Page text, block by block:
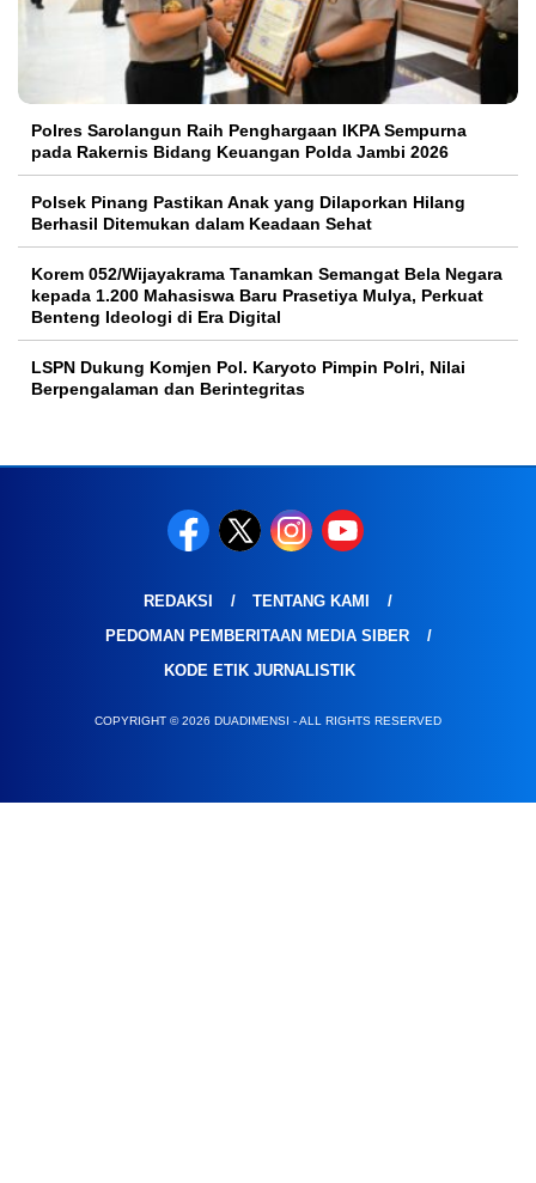
Polres Sarolangun Raih Penghargaan IKPA Sempurna
pada Rakernis Bidang Keuangan Polda Jambi 2026
Polsek Pinang Pastikan Anak yang Dilaporkan Hilang
Berhasil Ditemukan dalam Keadaan Sehat
Korem 052/Wijayakrama Tanamkan Semangat Bela Negara
kepada 1.200 Mahasiswa Baru Prasetiya Mulya, Perkuat
Benteng Ideologi di Era Digital
LSPN Dukung Komjen Pol. Karyoto Pimpin Polri, Nilai
Berpengalaman dan Berintegritas
REDAKSI
TENTANG KAMI
PEDOMAN PEMBERITAAN MEDIA SIBER
KODE ETIK JURNALISTIK
COPYRIGHT © 2026 DUADIMENSI - ALL RIGHTS RESERVED